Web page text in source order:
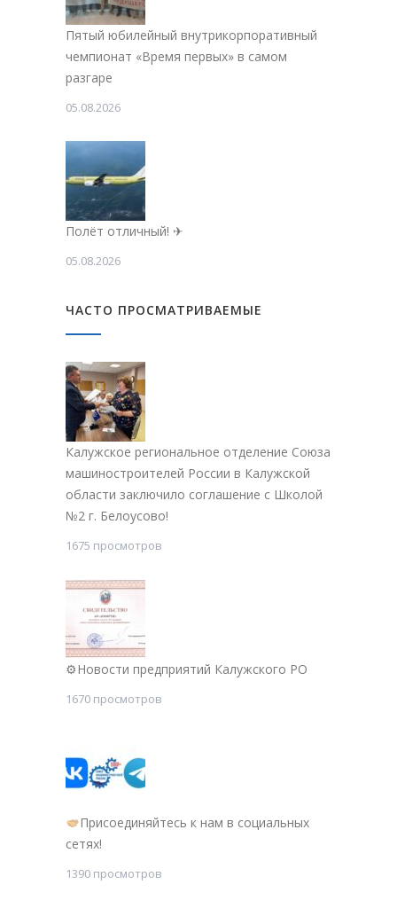
Пятый юбилейный внутрикорпоративный
чемпионат «Время первых» в самом
разгаре
05.08.2026
Полёт отличный! ✈
05.08.2026
ЧАСТО ПРОСМАТРИВАЕМЫЕ
Калужское региональное отделение Союза
машиностроителей России в Калужской
области заключило соглашение с Школой
№2 г. Белоусово!
1675 просмотров
⚙Новости предприятий Калужского РО
1670 просмотров
Присоединяйтесь к нам в социальных
сетях!
1390 просмотров